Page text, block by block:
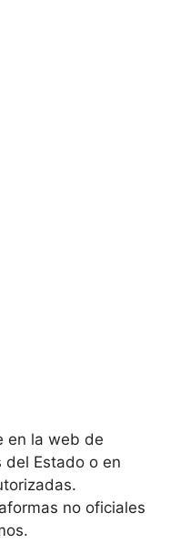
en la web de
del Estado o en
no oficiales